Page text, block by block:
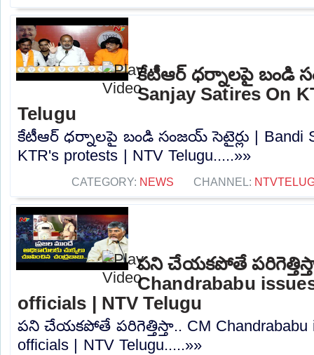
కేటీఆర్ ధర్నాలపై బండి
Sanjay Satires On
Telugu
కేటీఆర్ ధర్నాలపై బండి సంజయ్ సెటైర్లు | Bandi
KTR's protests | NTV Telugu.....»»
CATEGORY: NEWS CHANNEL:
పని చేయకపోతే
Chandrababu
officials | NTV Telugu
పని చేయకపోతే పరిగెత్తిస్తా.. CM Chandrababu
officials | NTV Telugu.....»»